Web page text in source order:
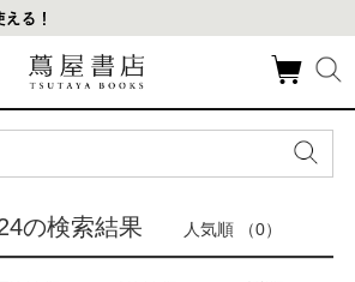
の検索結果 人気順 （0）